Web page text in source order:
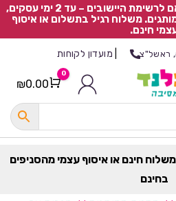
חדש! משלוח אקספרס בהתאם לרשימת היישובים – עד 2 ימי עסקים,
ממותגים. משלוח רגיל בתשלום או איסוף
חינם.
ראשל"צ מועדון לקוחות
Cart
0
₪0.00
משלוח ב-35 ₪, מעל 599 משלוח חינם או איסוף עצמי מהסניפים
בחינם